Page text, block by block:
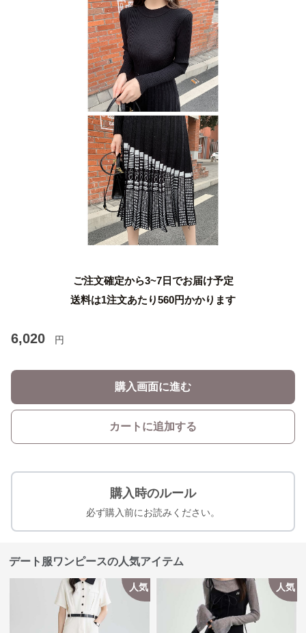
ご注文確定から3~7日でお届け予定
送料は1注文あたり560円かかります
6,020 円
購入画面に進む
カートに追加する
購入時のルール
必ず購入前にお読みください。
デート服ワンピースの人気アイテム
人気 人気